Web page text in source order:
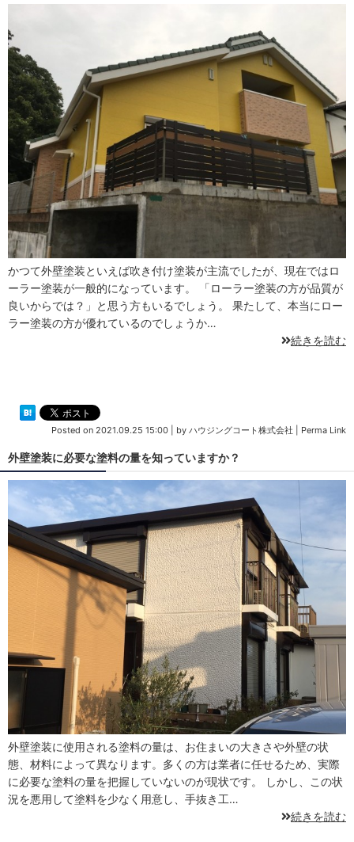
かつて外壁塗装といえば吹き付け塗装が主流でしたが、現在ではロ
ーラー塗装が一般的になっています。 「ローラー塗装の方が品質が
良いからでは？」と思う方もいるでしょう。 果たして、本当にロー
ラー塗装の方が優れているのでしょうか…
続きを読む
Posted on 2021.09.25 15:00 by ハウジングコート株式会社 Perma Link
外壁塗装に必要な塗料の量を知っていますか？
外壁塗装に使用される塗料の量は、お住まいの大きさや外壁の状
態、材料によって異なります。多くの方は業者に任せるため、実際
に必要な塗料の量を把握していないのが現状です。 しかし、この状
況を悪用して塗料を少なく用意し、手抜き工…
続きを読む